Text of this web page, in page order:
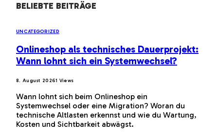
BELIEBTE BEITRÄGE
UNCATEGORIZED
Onlineshop als technisches Dauerprojekt:
Wann lohnt sich ein Systemwechsel?
8. August 20261 Views
Wann lohnt sich beim Onlineshop ein
Systemwechsel oder eine Migration? Woran du
technische Altlasten erkennst und wie du Wartung,
Kosten und Sichtbarkeit abwägst.